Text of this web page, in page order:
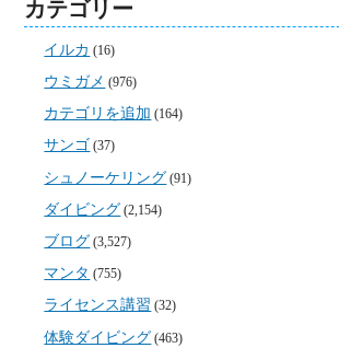
カテゴリー
イルカ (16)
ウミガメ (976)
カテゴリを追加 (164)
サンゴ (37)
シュノーケリング (91)
ダイビング (2,154)
ブログ (3,527)
マンタ (755)
ライセンス講習 (32)
体験ダイビング (463)